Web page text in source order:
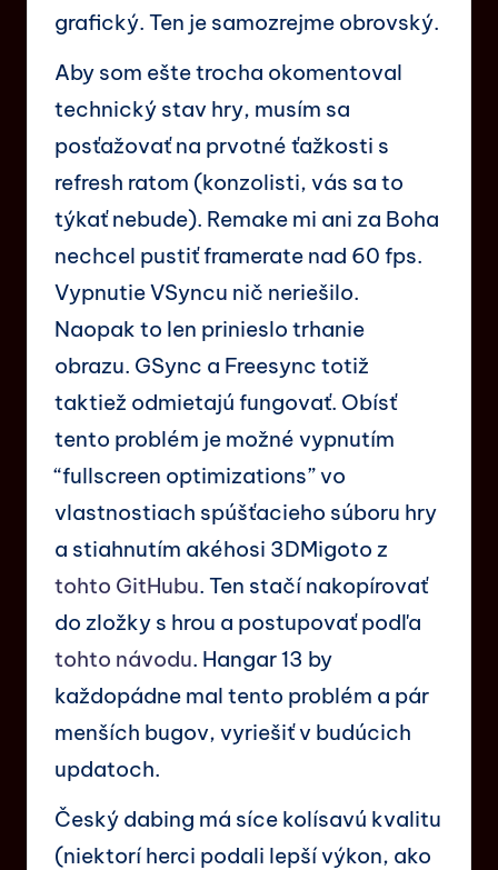
grafický. Ten je samozrejme obrovský.
Aby som ešte trocha okomentoval
technický stav hry, musím sa
posťažovať na prvotné ťažkosti s
refresh ratom (konzolisti, vás sa to
týkať nebude). Remake mi ani za Boha
nechcel pustiť framerate nad 60 fps.
Vypnutie VSyncu nič neriešilo.
Naopak to len prinieslo trhanie
obrazu. GSync a Freesync totiž
taktiež odmietajú fungovať. Obísť
tento problém je možné vypnutím
“fullscreen optimizations” vo
vlastnostiach spúšťacieho súboru hry
a stiahnutím akéhosi 3DMigoto z
tohto GitHubu. Ten stačí nakopírovať
do zložky s hrou a postupovať podľa
tohto návodu. Hangar 13 by
každopádne mal tento problém a pár
menších bugov, vyriešiť v budúcich
updatoch.
Český dabing má síce kolísavú kvalitu
(niektorí herci podali lepší výkon, ako